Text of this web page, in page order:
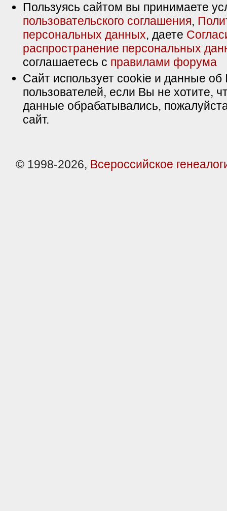
Пользуясь сайтом вы принимаете
пользовательского соглашения,
персональных данных, даете
распространение персональных
соглашаетесь с правилами форума
Сайт использует cookie и данные об
пользователей, если Вы не хотите,
данные обрабатывались,
сайт.
© 1998-2026, Всероссийское